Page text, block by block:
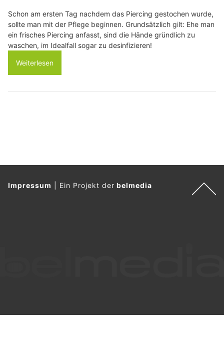
Schon am ersten Tag nachdem das Piercing gestochen wurde,
sollte man mit der Pflege beginnen. Grundsätzlich gilt: Ehe man
ein frisches Piercing anfasst, sind die Hände gründlich zu
waschen, im Idealfall sogar zu desinfizieren!
Weiterlesen
Impressum Ein Projekt derbelmedia